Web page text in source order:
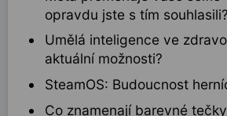
opravdu jste s tím souhlasili?
Umělá inteligence ve
aktuální možnosti?
SteamOS: Budoucnost
Co znamenají barevné